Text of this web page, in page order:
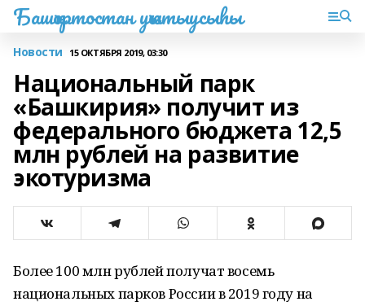
Башҡортостан уҡытыусыһы
Новости 15 ОКТЯБРЯ 2019, 03:30
Национальный парк
«Башкирия» получит из
федерального бюджета 12,5
млн рублей на развитие
экотуризма
Более 100 млн рублей получат восемь
национальных парков России в 2019 году на